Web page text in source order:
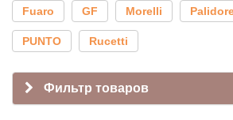
Fuaro GF Morelli
PUNTO Rucetti
Фильтр товаров